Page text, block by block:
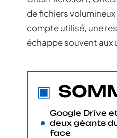
de fichiers
compte utilisé, une
échappe souvent aux
Google Drive
deux géants
face